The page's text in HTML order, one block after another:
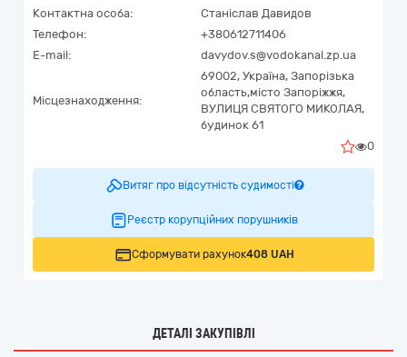
Контактна особа:
Станіслав Давидов
Телефон:
+380612711406
E-mail:
davydov.s@vodokanal.zp.ua
Місцезнаходження:
69002, Україна, Запорізька
область,місто Запоріжжя,
ВУЛИЦЯ СВЯТОГО МИКОЛАЯ,
будинок 61
0
Витяг про відсутність судимості
Реєстр корупційних порушників
Сформувати рахунок408 UAH
ДЕТАЛІ ЗАКУПІВЛІ